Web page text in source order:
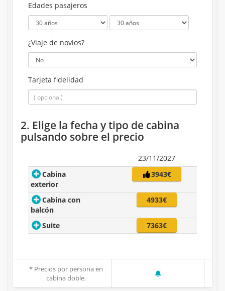
Edades pasajeros
¿Viaje de novios?
Tarjeta fidelidad
2. Elige la fecha y tipo de cabina
pulsando sobre el precio
23/11/2027
Cabina
exterior
3943€
Cabina con
balcón
4933€
Suite 7363€
* Precios por persona en
cabina doble.